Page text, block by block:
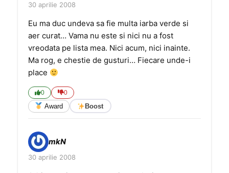
30 aprilie 2008
Eu ma duc undeva sa fie multa iarba verde si
aer curat… Vama nu este si nici nu a fost
vreodata pe lista mea. Nici acum, nici inainte.
Ma rog, e chestie de gusturi… Fiecare unde-i
place
0 0
Award Boost
mkN
30 aprilie 2008